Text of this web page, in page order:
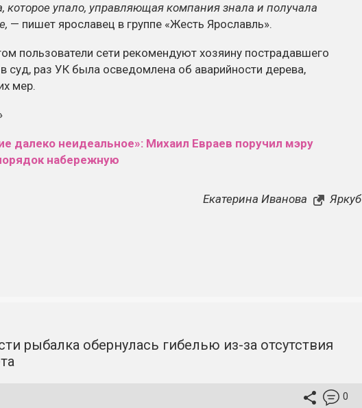
которое упало, управляющая компания знала и получала
— пишет ярославец в группе «Жесть Ярославль».
пользователи сети рекомендуют хозяину пострадавшего
суд, раз УК была осведомлена об аварийности дерева,
мер.
далеко неидеальное»: Михаил Евраев поручил мэру
набережную
Екатерина Иванова Яркуб
рыбалка обернулась гибелью из-за отсутствия
0